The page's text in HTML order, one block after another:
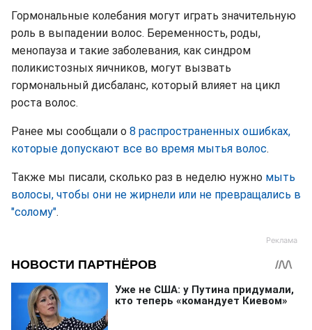
Гормональные колебания могут играть значительную
роль в выпадении волос. Беременность, роды,
менопауза и такие заболевания, как синдром
поликистозных яичников, могут вызвать
гормональный дисбаланс, который влияет на цикл
роста волос.
Ранее мы сообщали о 8 распространенных ошибках,
которые допускают все во время мытья волос.
Также мы писали, сколько раз в неделю нужно мыть
волосы, чтобы они не жирнели или не превращались в
"солому".